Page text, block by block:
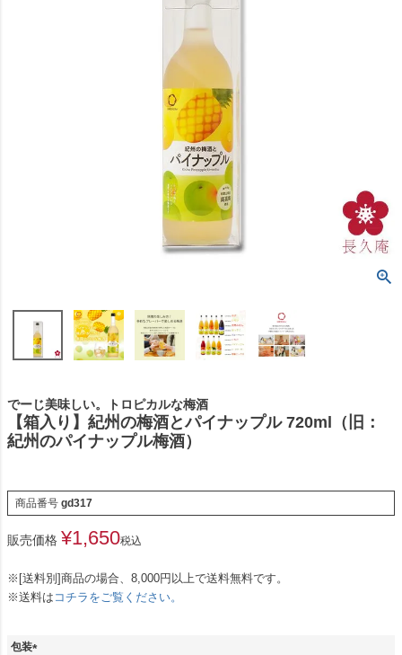
でーじ美味しい。トロピカルな梅酒
【箱入り】紀州の梅酒とパイナップル 720ml（旧：
紀州のパイナップル梅酒）
商品番号 gd317
販売価格 ¥1,650税込
※[送料別]商品の場合、8,000円以上で送料無料です。
※送料は コチラをご覧ください。
包装